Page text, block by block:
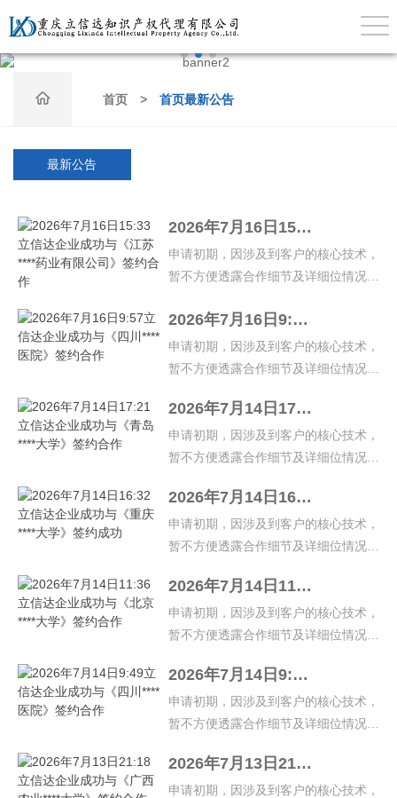
 首页 > 首页最新公告
最新公告
2026年7月16日15:33立信达企业成功与《江苏****药业有限公司》签约合作
申请初期，因涉及到客户的核心技术，
暂不方便透露合作细节及详细位情况，
67894767、023-67531900、023-
67624705…
2026年7月16日9:57立信达企业成功与《四川****医院》签约合作
申请初期，因涉及到客户的核心技术，
暂不方便透露合作细节及详细位情况，
67894767、023-67531900、023-
67624705…
2026年7月14日17:21立信达企业成功与《青岛****大学》签约合作
申请初期，因涉及到客户的核心技术，
暂不方便透露合作细节及详细位情况，
67894767、023-67531900、023-
67624705…
2026年7月14日16:32立信达企业成功与《重庆****大学》签约成功
申请初期，因涉及到客户的核心技术，
暂不方便透露合作细节及详细位情况，
67894767、023-67531900、023-
67624705…
2026年7月14日11:36立信达企业成功与《北京****大学》签约合作
申请初期，因涉及到客户的核心技术，
暂不方便透露合作细节及详细位情况，
67894767、023-67531900、023-
67624705…
2026年7月14日9:49立信达企业成功与《四川****医院》签约合作
申请初期，因涉及到客户的核心技术，
暂不方便透露合作细节及详细位情况，
67894767、023-67531900、023-
67624705…
2026年7月13日21:18立信达企业成功与《广西农业****大学》签约合作
申请初期，因涉及到客户的核心技术，